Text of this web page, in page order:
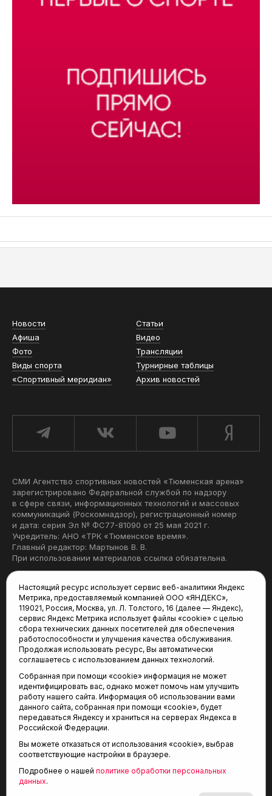
Новости
Статьи
Афиша
Видео
Фото
Трансляции
Виды спорта
Турнирные таблицы
«Спортивный меридиан»
Архив новостей
СМИ Агентство спортивных новостей «Тюменская арена»
зарегистрировано Федеральной службой по надзору
в сфере связи, информационных технологий и массовых
коммуникаций (Роскомнадзор), регистрационный номер
и дата: серия Эл № ФС77-81090 от 25 мая 2021 г.
Учредитель: АНО «ТРК «Тюменское время».
Главный редактор: Мартынов В. В.
При использовании материалов ссылка обязательна.
Редакция:
625035, Тюмень, пр. Геологоразведчиков, 28А
(3452) 68-22-28
tum-arena@mail.ru
Отдел продаж:
(3452) 68-89-78
kotovaev@sibinformburo.ru
© 2001-2026 Агентство спортивных новостей
Настоящий ресурс использует сервис веб-аналитики Яндекс
Метрика, предоставляемый компанией ООО «ЯНДЕКС»,
119021, Россия, Москва, ул. Л. Толстого, 16 (далее — Яндекс),
сервис Яндекс Метрика использует файлы «cookie» с целью
сбора технических данных посетителей для обеспечения
работоспособности и улучшения качества обслуживания.
Продолжая использовать ресурс, Вы автоматически
соглашаетесь с использованием данных технологий.
Собранная при помощи «cookie» информация не может
идентифицировать вас, однако может помочь нам улучшить
работу нашего сайта. Информация об использовании вами
данного сайта, собранная при помощи «cookie», будет
передаваться Яндексу и храниться на серверах Яндекса в
Российской Федерации.
Вы можете отказаться от использования «cookie», выбрав
соответствующие настройки в браузере.
Подробнее о нашей политике обработки персональных
данных.